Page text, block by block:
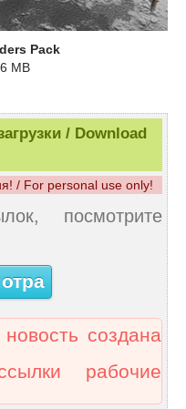
Pack
MB
/ Download
/ For personal use only!
посмотрите
создана
рабочие